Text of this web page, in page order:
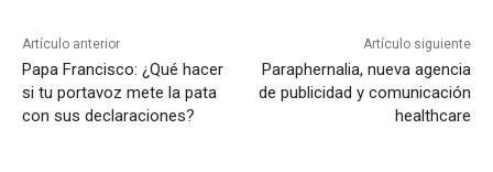
Artículo anterior
Papa Francisco: ¿Qué hacer
si tu portavoz mete la pata
con sus declaraciones?
Artículo siguiente
Paraphernalia, nueva agencia
de publicidad y comunicación
healthcare